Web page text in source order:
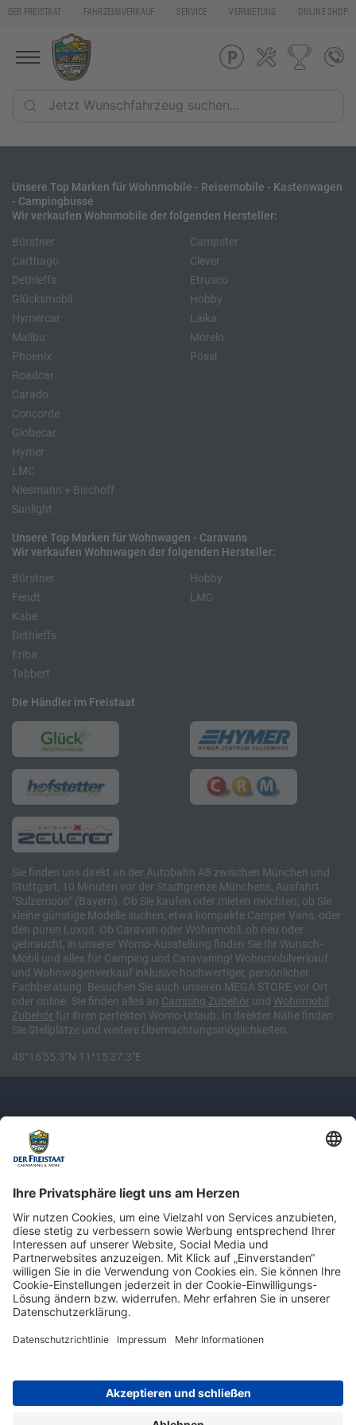
DER FREISTAAT FAHRZEUGVERKAUF SERVICE VERMIETUNG ONLINE SHOP
Unsere Top Marken für Wohnmobile - Reisemobile - Kastenwagen
- Campingbusse
Wir verkaufen Wohnmobile der folgenden Hersteller:
Bürstner
Carthago
Dethleffs
Glücksmobil
Hymercar
Malibu
Phoenix
Roadcar
Campster
Clever
Etrusco
Hobby
Laika
Morelo
Pössl
Carado
Concorde
Globecar
Hymer
LMC
Niesmann + Bischoff
Sunlight
Unsere Top Marken für Wohnwagen - Caravans
Wir verkaufen Wohnwagen der folgenden Hersteller:
Bürstner
Fendt
Kabe
Hobby
LMC
Dethleffs
Eriba
Tabbert
Die Händler im Freistaat
Sie finden uns direkt an der Autobahn A8 zwischen München und
Stuttgart, 10 Minuten vor der Stadtgrenze Münchens, Ausfahrt
"Sulzemoos" (Bayern). Ob Sie kaufen oder mieten möchten, ob Sie
kleine günstige Modelle suchen, etwa kompakte Camper Vans, oder
den puren Luxus. Ob Caravan oder Wohnmobil, ob neu oder
gebraucht, in unserer Womo-Ausstellung finden Sie Ihr Wunsch-
Mobil und alles für Camping und Caravaning! Wohnmobilverkauf
und Wohnwagenverkauf inklusive hochwertiger, persönlicher
Fachberatung. Besuchen Sie auch unseren MEGA STORE vor Ort
oder online. Sie finden alles an Camping Zubehör und Wohnmobil
Zubehör für ihren perfekten Womo-Urlaub. In direkter Nähe finden
Sie Stellplätze und weitere Übernachtungsmöglichkeiten.
48°16'55.3"N 11°15'37.3"E
Newsletter: Jetzt auf
shop.derfreistaat.de anmelden und
einen 5€ Gutschein für unseren Online-
Shop erhalten!*
Impressum Datenschutz Barrierefreiheit